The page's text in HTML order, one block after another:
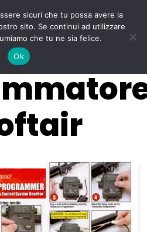
sicuri che tu possa avere la
sito. Se continui ad utilizzare
che tu ne sia felice.
Ok